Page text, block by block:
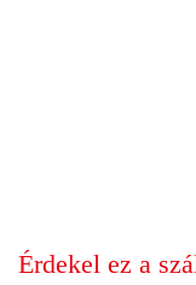
Érdekel ez a